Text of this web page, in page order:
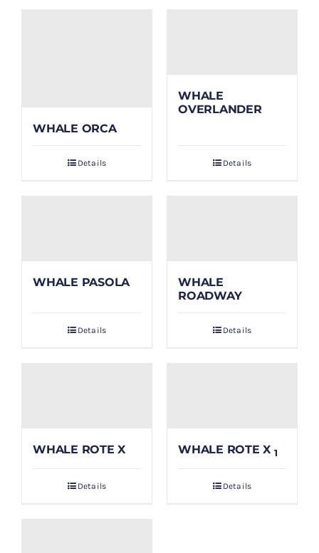
WHALE ORCA
Details
WHALE
OVERLANDER
Details
WHALE PASOLA
Details
WHALE
ROADWAY
Details
WHALE ROTE X
Details
WHALE ROTE X 1
Details